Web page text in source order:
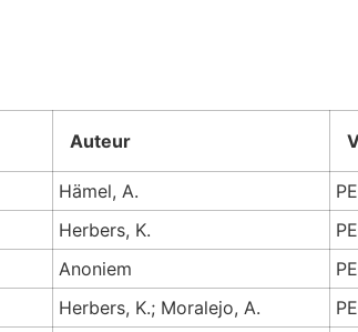
Auteur
Hämel, A.
Herbers, K.
Anoniem
Herbers, K.; Moralejo, A.